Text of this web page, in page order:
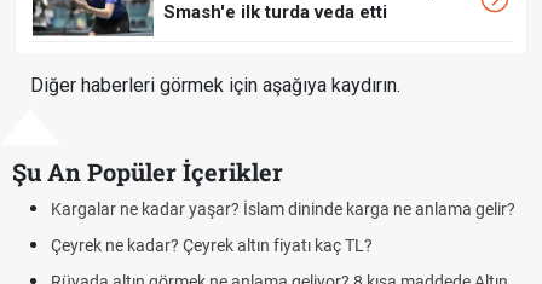
Smash'e ilk turda veda etti
Diğer haberleri görmek için aşağıya kaydırın.
Şu An Popüler İçerikler
İslam dininde karga ne anlama gelir?
fiyatı kaç TL?
Futbolda ofsayt nedir?
Kravat nasıl bağlanır? En